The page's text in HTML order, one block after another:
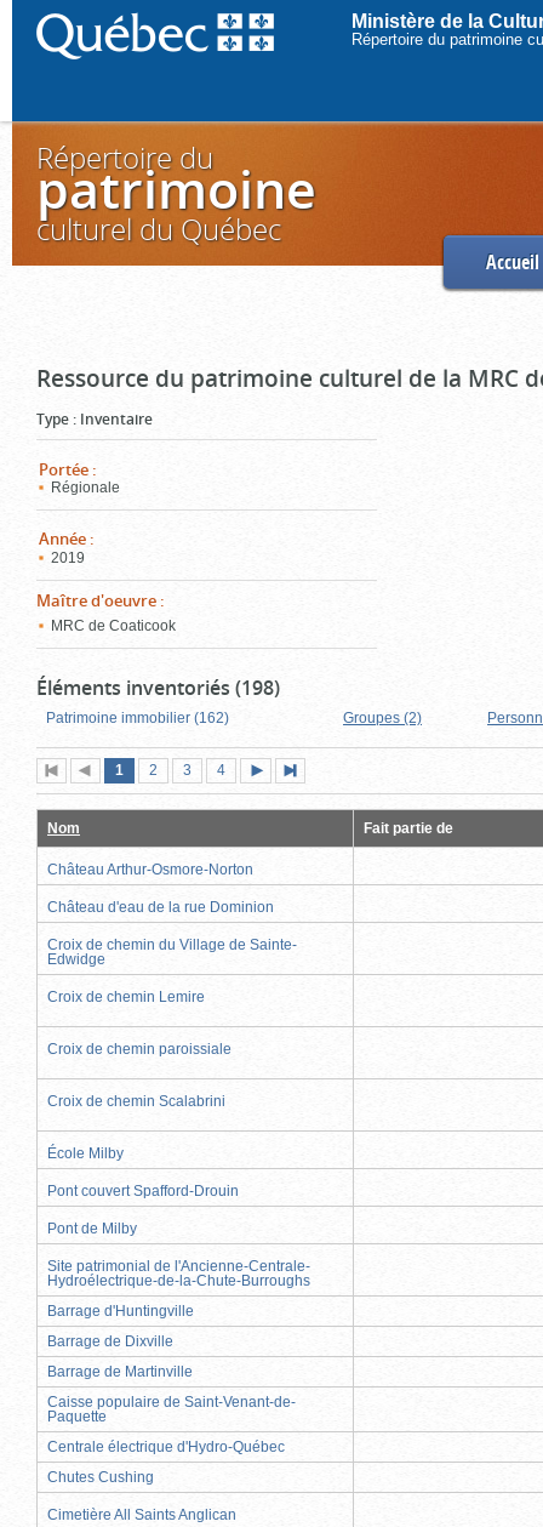
Ministère de la
Répertoire du patrimoine
Répertoire du
patrimoine
culturel du Québec
Accueil
Ressource du patrimoine culturel de la MRC
Type : Inventaire
Portée :
Régionale
Année :
2019
Maître d'oeuvre :
MRC de Coaticook
Éléments inventoriés (198)
Patrimoine immobilier (162) Groupes (2)
Première
page
Page
précédente
Page
1 (page
actuelle)
Page
2 Page
3 Page
4
suivante
page
Nom Fait partie de
Château Arthur-Osmore-Norton
Château d'eau de la rue Dominion
Croix de chemin du Village de Sainte-
Edwidge
Croix de chemin Lemire
Croix de chemin paroissiale
Croix de chemin Scalabrini
École Milby
Pont couvert Spafford-Drouin
Pont de Milby
Site patrimonial de l'Ancienne-Centrale-
Hydroélectrique-de-la-Chute-Burroughs
Barrage d'Huntingville
Barrage de Dixville
Barrage de Martinville
Caisse populaire de Saint-Venant-de-
Paquette
Centrale électrique d'Hydro-Québec
Chutes Cushing
Cimetière All Saints Anglican